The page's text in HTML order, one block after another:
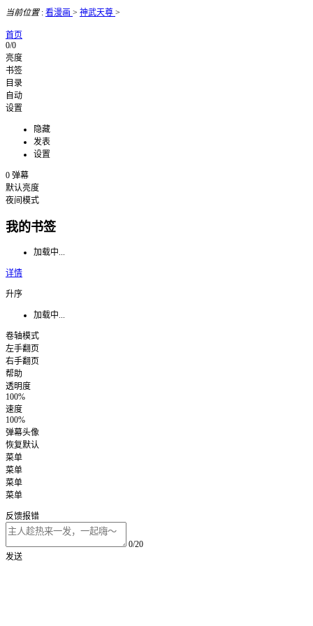
当前位置: 看漫画 > 神武天尊 >
首页
0/0
亮度
书签
目录
自动
设置
隐藏
发表
设置
0 弹幕
默认亮度
夜间模式
我的书签
加载中...
详情
升序
加载中...
卷轴模式
左手翻页
右手翻页
帮助
透明度
100%
速度
100%
弹幕头像
恢复默认
菜单
菜单
菜单
菜单
反馈报错
0/20
发送